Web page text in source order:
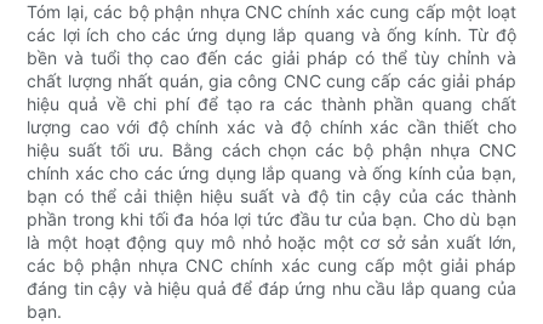
Tóm lại, các bộ phận nhựa CNC chính xác cung cấp một loạt
các lợi ích cho các ứng dụng lắp quang và ống kính. Từ độ
bền và tuổi thọ cao đến các giải pháp có thể tùy chỉnh và
chất lượng nhất quán, gia công CNC cung cấp các giải pháp
hiệu quả về chi phí để tạo ra các thành phần quang chất
lượng cao với độ chính xác và độ chính xác cần thiết cho
hiệu suất tối ưu. Bằng cách chọn các bộ phận nhựa CNC
chính xác cho các ứng dụng lắp quang và ống kính của bạn,
bạn có thể cải thiện hiệu suất và độ tin cậy của các thành
phần trong khi tối đa hóa lợi tức đầu tư của bạn. Cho dù bạn
là một hoạt động quy mô nhỏ hoặc một cơ sở sản xuất lớn,
các bộ phận nhựa CNC chính xác cung cấp một giải pháp
đáng tin cậy và hiệu quả để đáp ứng nhu cầu lắp quang của
bạn.